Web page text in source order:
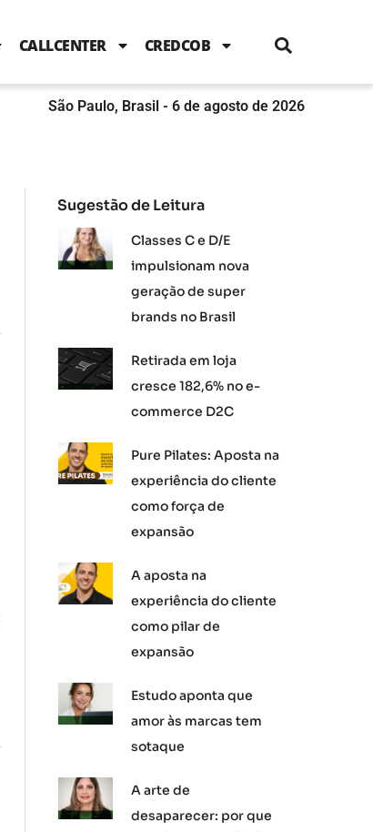
b
o
k
t
e
b
n
g
a
m
CALLCENTER CREDCOB
São Paulo, Brasil - 6 de agosto de 2026
Sugestão de Leitura
Classes C e D/E
impulsionam nova
geração de super
brands no Brasil
Retirada em loja
cresce 182,6% no e-
commerce D2C
Pure Pilates: Aposta na
experiência do cliente
como força de
expansão
A aposta na
experiência do cliente
como pilar de
expansão
Estudo aponta que
amor às marcas tem
sotaque
A arte de
desaparecer: por que